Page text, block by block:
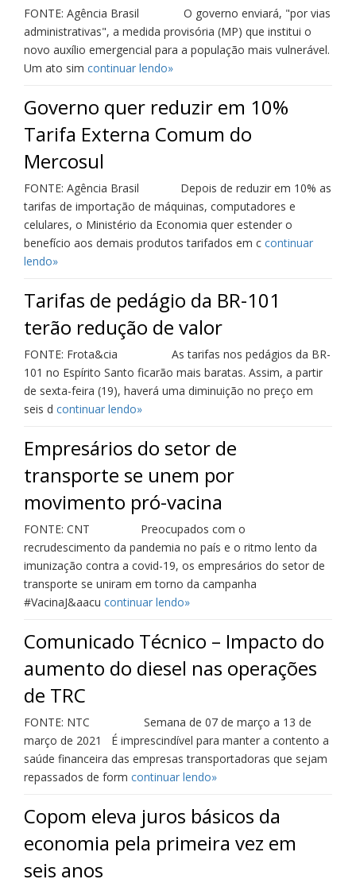
FONTE: Agência Brasil O governo enviará, "por vias
administrativas", a medida provisória (MP) que institui o
novo auxílio emergencial para a população mais vulnerável.
Um ato sim continuar lendo»
Governo quer reduzir em 10%
Tarifa Externa Comum do
Mercosul
FONTE: Agência Brasil Depois de reduzir em 10% as
tarifas de importação de máquinas, computadores e
celulares, o Ministério da Economia quer estender o
benefício aos demais produtos tarifados em c continuar
lendo»
Tarifas de pedágio da BR-101
terão redução de valor
FONTE: Frota&cia As tarifas nos pedágios da BR-
101 no Espírito Santo ficarão mais baratas. Assim, a partir
de sexta-feira (19), haverá uma diminuição no preço em
seis d continuar lendo»
Empresários do setor de
transporte se unem por
movimento pró-vacina
FONTE: CNT Preocupados com o
recrudescimento da pandemia no país e o ritmo lento da
imunização contra a covid-19, os empresários do setor de
transporte se uniram em torno da campanha
#VacinaJ&aacu continuar lendo»
Comunicado Técnico – Impacto do
aumento do diesel nas operações
de TRC
FONTE: NTC Semana de 07 de março a 13 de
março de 2021 É imprescindível para manter a contento a
saúde financeira das empresas transportadoras que sejam
repassados de form continuar lendo»
Copom eleva juros básicos da
economia pela primeira vez em
seis anos